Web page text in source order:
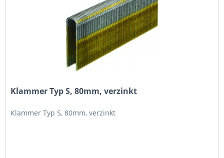
Klammer Typ S, 80mm, verzinkt
Klammer Typ S, 80mm, verzinkt